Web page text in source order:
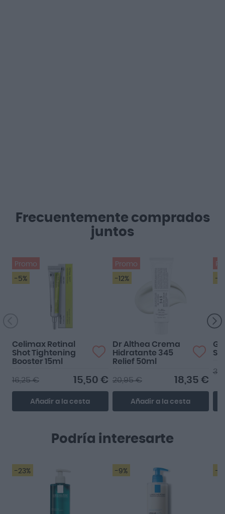
Frecuentemente comprados
juntos
Promo
-5%
Celimax Retinal
Shot Tightening
Booster 15ml
15,50 €
16,25 €
Añadir a la cesta
Promo
-12%
Dr Althea Crema
Hidratante 345
Relief 50ml
18,35 €
20,95 €
Añadir a la cesta
-
Podría interesarte
-23%
Muy recomendable para
-9% -